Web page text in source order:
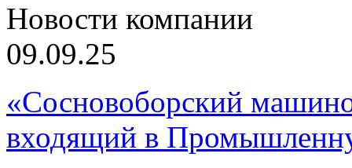
Новости компании
09.09.25
«Сосновоборский
входящий в